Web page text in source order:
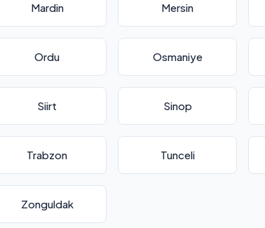
Mardin Mersin
Ordu Osmaniye
Siirt Sinop
Trabzon Tunceli
Zonguldak